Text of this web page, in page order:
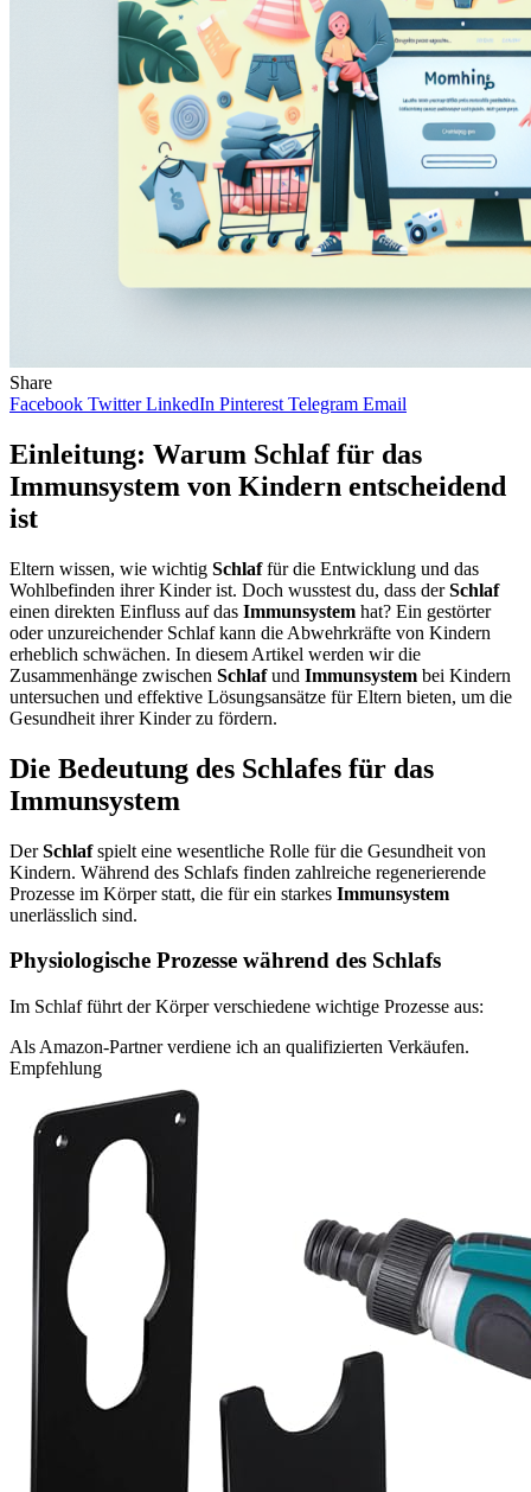
Share
Facebook Twitter LinkedIn Pinterest Telegram Email
Einleitung: Warum Schlaf für das
Immunsystem von Kindern entscheidend
ist
Eltern wissen, wie wichtig Schlaffür die Entwicklung und das
Wohlbefinden ihrer Kinder ist. Doch wusstest du, dass derSchlaf
einen direkten Einfluss auf das Immunsystem hat? Ein gestörter
oder unzureichender Schlaf kann die Abwehrkräfte von Kindern
erheblich schwächen. In diesem Artikel werden wir die
Zusammenhänge zwischen Schlafund Immunsystem bei Kindern
untersuchen und effektive Lösungsansätze für Eltern bieten, um die
Gesundheit ihrer Kinder zu fördern.
Die Bedeutung des Schlafes für das
Immunsystem
DerSchlafspielt eine wesentliche Rolle für die Gesundheit von
Kindern. Während des Schlafs finden zahlreiche regenerierende
Prozesse im Körper statt, die für ein starkes Immunsystem
unerlässlich sind.
Physiologische Prozesse während des Schlafs
Im Schlaf führt der Körper verschiedene wichtige Prozesse aus:
Als Amazon-Partner verdiene ich an qualifizierten Verkäufen.
Empfehlung